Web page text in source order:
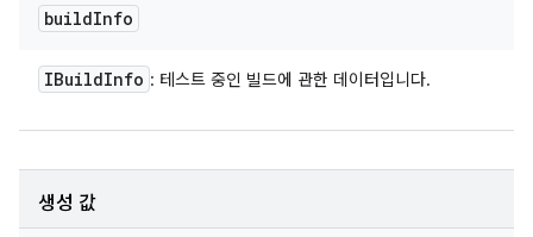
buildInfo
IBuildInfo : 테스트 중인 빌드에 관한 데이터입니다.
생성 값